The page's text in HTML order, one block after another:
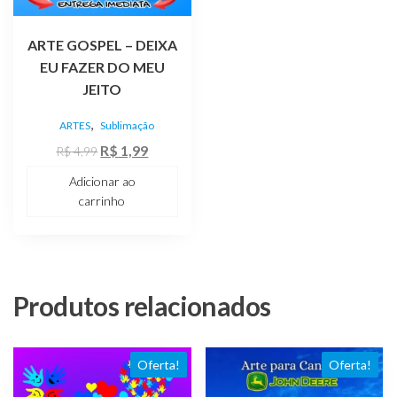
ARTE GOSPEL – DEIXA
EU FAZER DO MEU
JEITO
ARTES, Sublimação
R$4,99 O
original
R$ 1,99O
Adicionar ao
carrinho
Produtos relacionados
Oferta! Oferta!